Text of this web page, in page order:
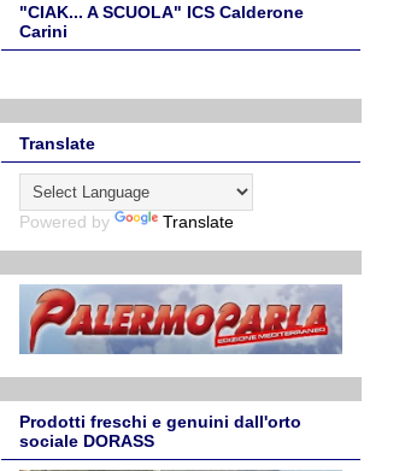
"CIAK... A SCUOLA" ICS Calderone
Carini
Translate
Powered by Translate
Prodotti freschi e genuini dall'orto
sociale DORASS